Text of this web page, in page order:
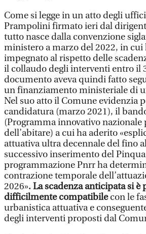
Come si legge in un atto degli
Prampolini firmato ieri dal
tutto nasce dalla convenzione
ministero a marzo del 2022, in cui
impegnato al rispetto delle
il collaudo degli interventi entro il
documento aveva quindi fatto
un finanziamento ministeriale di
Nel suo atto il Comune evidenzia
candidatura (marzo 2021), il
(Programma innovativo nazionale
dell’abitare) a cui ha aderito
attuativa ultra decennale del fino
successivo inserimento del
programmazione Pnrr ha
contrazione temporale
2026». La scadenza anticipata si è
difficilmente compatibilecon le
urbanistica attuativa e
degli interventi proposti dal